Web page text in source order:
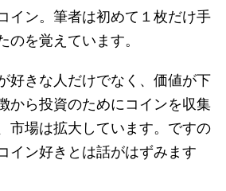
イン。筆者は初めて１枚だけ手
のを覚えています。
好きな人だけでなく、価値が下
から投資のためにコインを収集
市場は拡大しています。ですの
イン好きとは話がはずみます